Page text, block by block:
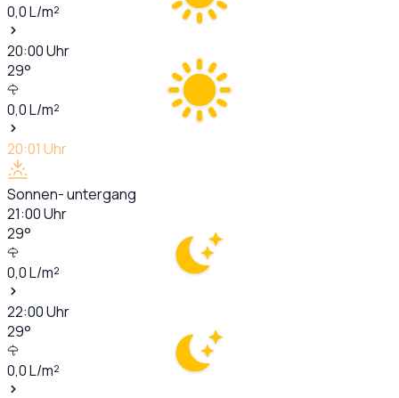
0,0L/m²
20:00Uhr
29°
0,0L/m²
20:01 Uhr
Sonnen- untergang
21:00Uhr
29°
0,0L/m²
22:00Uhr
29°
0,0L/m²